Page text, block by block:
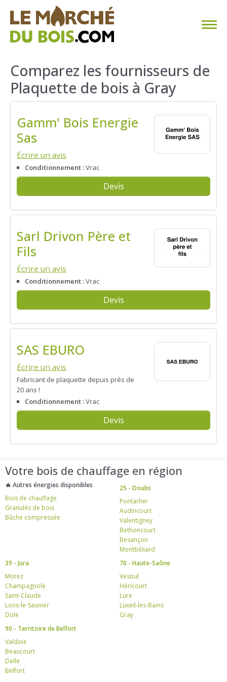
CHAUFFAGE AU BOIS
FAQ
TROUVER SON FOURNISSEUR
BLOG
Comparez les fournisseurs de
Plaquette de bois à Gray
Gamm' Bois Energie
Sas
Écrire un avis
Conditionnement :Vrac
Devis
Sarl Drivon Père et
Fils
Écrire un avis
Conditionnement :Vrac
Devis
SAS EBURO
Écrire un avis
Fabricant de plaquette depuis près de
20 ans !
Conditionnement :Vrac
Devis
Votre bois de chauffage en région
🔥 Autres énergies disponibles
Bois de chauffage
Granulés de bois
Bûche compressée
25 - Doubs
Pontarlier
Audincourt
Valentigney
Bethoncourt
Besançon
Montbéliard
39 - Jura
Morez
Champagnole
Saint-Claude
Lons-le-Saunier
Dole
70 - Haute-Saône
Vesoul
Héricourt
Lure
Luxeil-les-Bains
Gray
90 - Territoire de Belfort
Valdoie
Beaucourt
Delle
Belfort